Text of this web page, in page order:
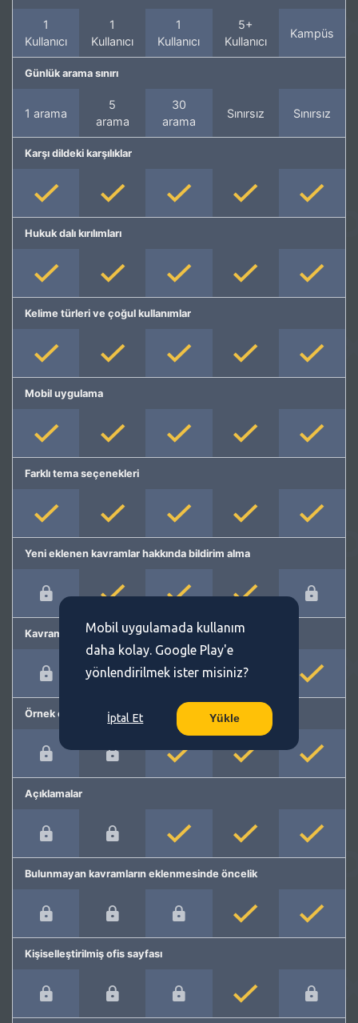
1
Kullanıcı
1
Kullanıcı
1
Kullanıcı
5+
Kullanıcı
Kampüs
Günlük arama sınırı
1 arama
5
arama
30
arama
Sınırsız Sınırsız
Karşı dildeki karşılıklar
Hukuk dalı kırılımları
Kelime türleri ve çoğul kullanımlar
Mobil uygulama
Farklı tema seçenekleri
Yeni eklenen kavramlar hakkında bildirim alma
Kavram önerme
Örnek cümleler
Açıklamalar
Bulunmayan kavramların eklenmesinde öncelik
Kişiselleştirilmiş ofis sayfası
Mobil uygulamada kullanım
daha kolay. Google Play'e
yönlendirilmek ister misiniz?
İptal Et Yükle